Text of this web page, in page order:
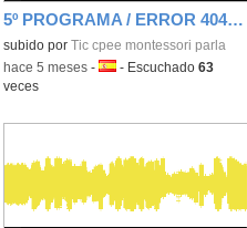
5º PROGRAMA / ERROR 404 VACACIONES NOT FOUND... /5X04
Contenido educativo.
subido por Tic cpee montessori parla
-hace 5 meses- Idioma:
- Escuchado 63
veces